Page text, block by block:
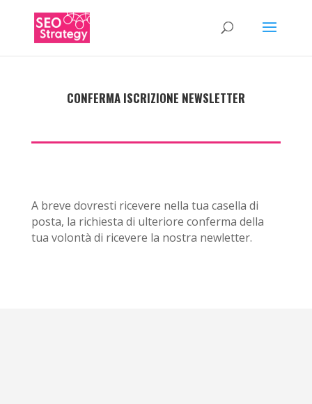
CONFERMA ISCRIZIONE NEWSLETTER
A breve dovresti ricevere nella tua casella di
posta, la richiesta di ulteriore conferma della
tua volontà di ricevere la nostra newletter.